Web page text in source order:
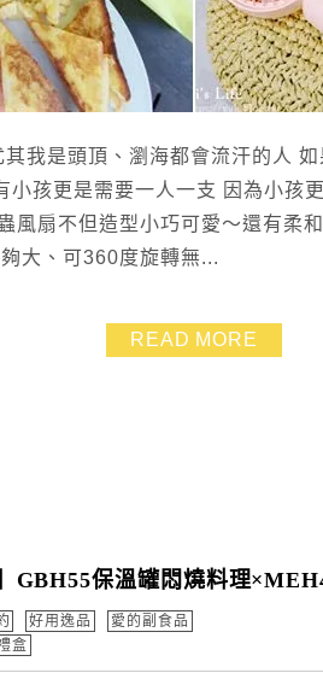
我是頭頂、瀏海都會流汗的人
孩更是需要一人一支 因為小孩
風扇不但造型小巧可愛～還有柔
大、可360度旋轉無...
READ MORE
GBH55保溫罐悶燒料理
好用逸品
愛的副食品
盒